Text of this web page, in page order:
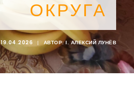
ОКРУГА
19.04.2026 | АВТОР:I. АЛЕКСИЙ ЛУНЁВ